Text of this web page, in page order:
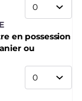
en possession
ou